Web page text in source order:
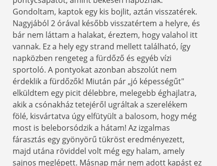
Gondoltam, kaptok egy kis bojlit, aztán visszatérek.
Nagyjából 2 órával később visszatértem a helyre, és
bár nem láttam a halakat, éreztem, hogy valahol itt
vannak. Ez a hely egy strand mellett található, így
napközben rengeteg a fürdőző és egyéb vízi
sportoló. A pontyokat azonban abszolút nem
érdeklik a fürdőzők! Miután pár „jó képességűt"
elküldtem egy picit délebbre, melegebb éghajlatra,
akik a csónakház tetejéről ugráltak a szerelékem
fölé, kisvártatva úgy elfütyült a balosom, hogy még
most is beleborsódzik a hátam! Az izgalmas
fárasztás egy gyönyörű tükröst eredményezett,
majd utána röviddel volt még egy halam, amely
sajnos meglépett. Másnap már nem adott kapást ez